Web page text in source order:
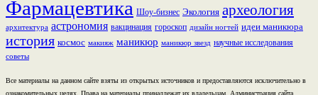
Фармацевтика Шоу-бизнес Экология археология
архитектура астрономия вакцинация гороскоп дизайн ногтей идеи маникюра
история космос макияж маникюр маникюр звезд научные исследования
советы
Все материалы на данном сайте взяты из открытых источников и предоставляются исключительно в
ознакомительных целях. Права на материалы принадлежат их владельцам. Администрация сайта